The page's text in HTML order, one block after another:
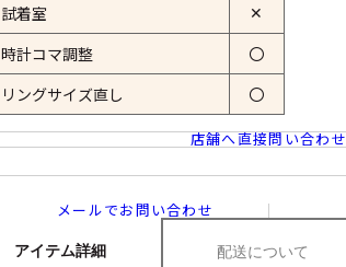
試着室 ✕
時計コマ調整 〇
リングサイズ直し 〇
店舗へ直接問い合わせ
メールでお問い合わせ
アイテム詳細 配送について